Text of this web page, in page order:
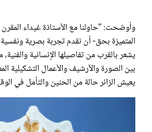
وأوضحت: "حاولنا مع الأستاذة غيداء المقرن
المتميزة بحق- أن نقدم تجربة بصرية ونفسية
يشعر بالقرب من تفاصيلها الإنسانية
بين الصورة والأرشيف والأعمال التشكيلية
يعيش الزائر حالة من الحنين والتأمل في